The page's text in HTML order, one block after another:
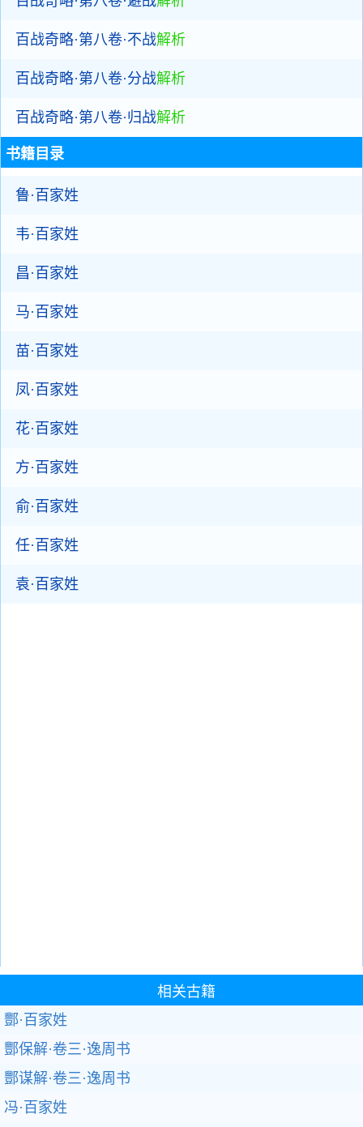
百战奇略·第八卷·不战解析
百战奇略·第八卷·分战解析
百战奇略·第八卷·归战解析
书籍目录
鲁·百家姓
韦·百家姓
昌·百家姓
马·百家姓
苗·百家姓
凤·百家姓
花·百家姓
方·百家姓
俞·百家姓
任·百家姓
袁·百家姓
相关古籍
酆·百家姓
酆保解·卷三·逸周书
酆谋解·卷三·逸周书
冯·百家姓